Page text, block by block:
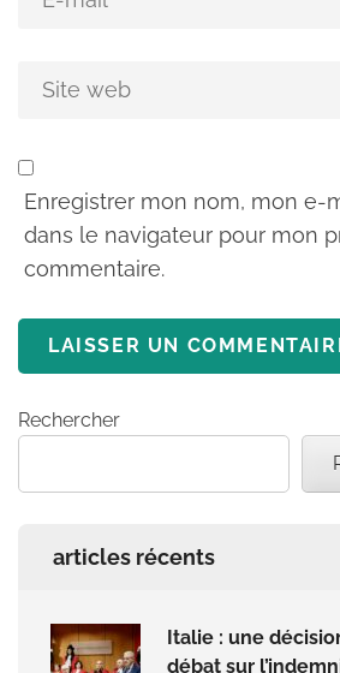
Enregistrer mon nom, mon e-
dans le navigateur pour mon
commentaire.
Rechercher
articles récents
Italie : une
débat sur